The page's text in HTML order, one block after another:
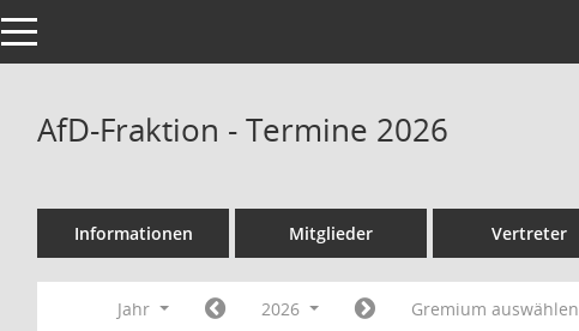
Toggle navigation
AfD-Fraktion - Termine 2026
Informationen Mitglieder Vertreter
Jahr 2026 Gremium auswählen